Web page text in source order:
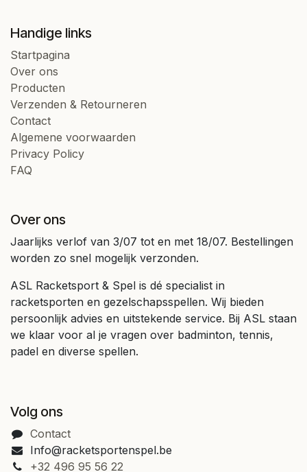
Handige links
Startpagina
Over ons
Producten
Verzenden & Retourneren
Contact
Algemene voorwaarden
Privacy Policy
FAQ
Over ons
Jaarlijks verlof van 3/07 tot en met 18/07. Bestellingen
worden zo snel mogelijk verzonden.
ASL Racketsport & Spel is dé specialist in
racketsporten en gezelschapsspellen. Wij bieden
persoonlijk advies en uitstekende service. Bij ASL staan
we klaar voor al je vragen over badminton, tennis,
padel en diverse spellen.
Volg ons
Contact
Info@racketsportenspel.be
+32 496 95 56 22